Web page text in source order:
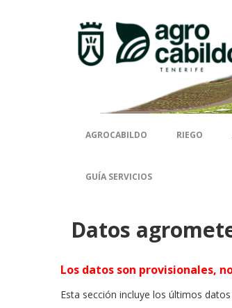
AGROCABILDO RIEGO
GUÍA SERVICIOS
Datos
Los datos son provisionales,
Esta sección incluye los últimos